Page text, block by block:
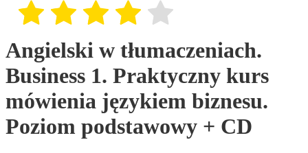
Angielski w tłumaczeniach.
Business 1. Praktyczny kurs
mówienia językiem biznesu.
Poziom podstawowy + CD